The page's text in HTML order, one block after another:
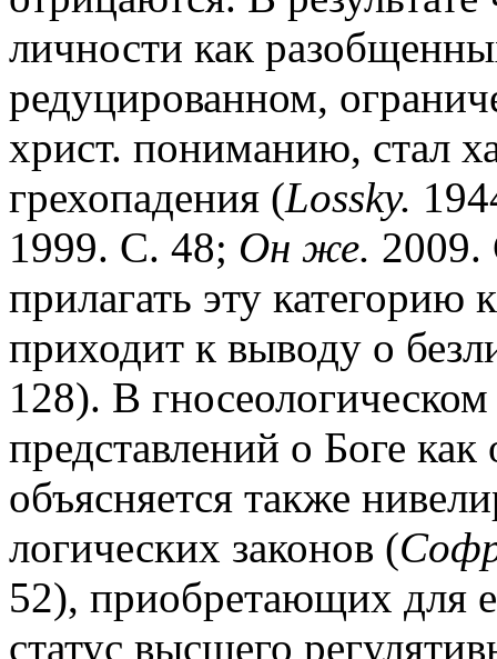
личности как
редуцированном,
христ. пониманию, стал
грехопадения (Lossky.
1999. С. 48; Он же. 2009.
прилагать эту
приходит к выводу о
128). В
представлений о Боге
объясняется также
логических законов (
52), приобретающих для
статус высшего